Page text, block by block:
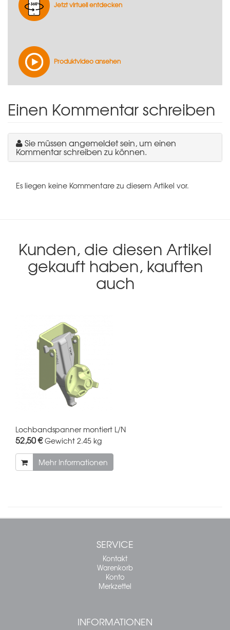
Jetzt virtuell entdecken
Produktvideo ansehen
Einen Kommentar schreiben
Sie müssen angemeldet sein, um einen
Kommentar schreiben zu können.
Es liegen keine Kommentare zu diesem Artikel vor.
Kunden, die diesen Artikel
gekauft haben, kauften
auch
Lochbandspanner montiert L/N
52,50 €Gewicht 2.45 kg
Mehr Informationen
SERVICE
Kontakt
Warenkorb
Konto
Merkzettel
INFORMATIONEN